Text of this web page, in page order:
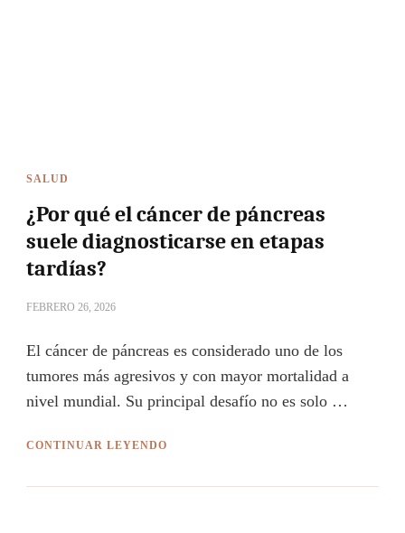
SALUD
¿Por qué el cáncer de páncreas
suele diagnosticarse en etapas
tardías?
FEBRERO 26, 2026
El cáncer de páncreas es considerado uno de los
tumores más agresivos y con mayor mortalidad a
nivel mundial. Su principal desafío no es solo …
CONTINUAR LEYENDO